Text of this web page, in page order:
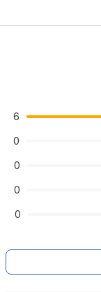
6
0
0
0
0